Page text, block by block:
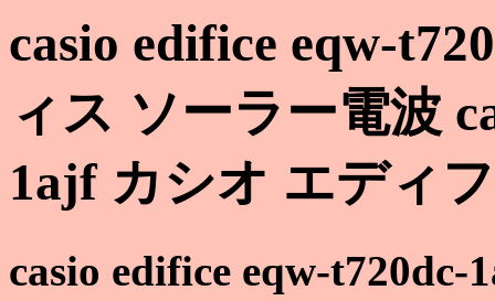
casio edifice eqw-
ィス ソーラー電波
1ajf カシオ エディ
casio edifice eqw-